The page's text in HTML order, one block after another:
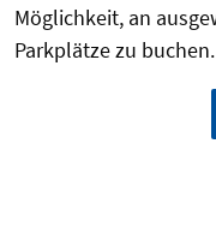
Möglichkeit, an
Parkplätze zu buchen.